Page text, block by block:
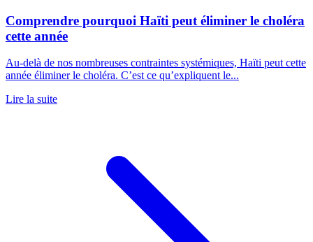
Comprendre pourquoi Haïti peut éliminer le choléra
cette année
Au-delà de nos nombreuses contraintes systémiques, Haïti peut cette
année éliminer le choléra. C’est ce qu’expliquent le...
Lire la suite